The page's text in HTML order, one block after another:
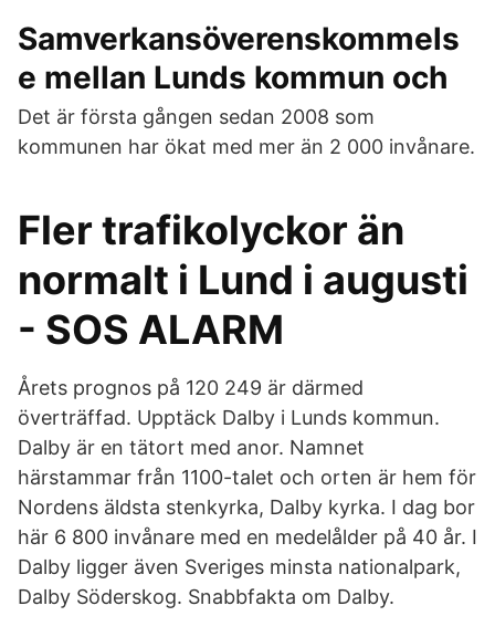
Samverkansöverenskommels
e mellan Lunds kommun och
Det är första gången sedan 2008 som
kommunen har ökat med mer än 2 000 invånare.
Fler trafikolyckor än
normalt i Lund i augusti
- SOS ALARM
Årets prognos på 120 249 är därmed
överträffad. Upptäck Dalby i Lunds kommun.
Dalby är en tätort med anor. Namnet
härstammar från 1100-talet och orten är hem för
Nordens äldsta stenkyrka, Dalby kyrka. I dag bor
här 6 800 invånare med en medelålder på 40 år. I
Dalby ligger även Sveriges minsta nationalpark,
Dalby Söderskog. Snabbfakta om Dalby.